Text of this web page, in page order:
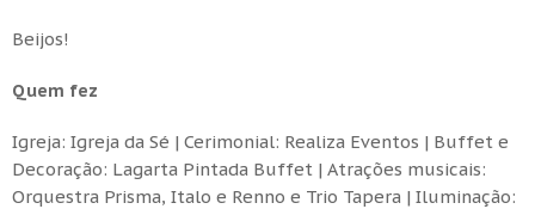
Beijos!
Quem fez
Igreja: Igreja da Sé | Cerimonial: Realiza Eventos | Buffet e
Decoração: Lagarta Pintada Buffet | Atrações musicais:
Orquestra Prisma, Italo e Renno e Trio Tapera | Iluminação: